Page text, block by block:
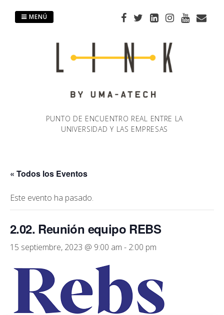
PUNTO DE ENCUENTRO REAL ENTRE LA
UNIVERSIDAD Y LAS EMPRESAS
MENÚ
« Todos los Eventos
Este evento ha pasado.
2.02. Reunión equipo REBS
15 septiembre, 2023 @ 9:00 am - 2:00 pm